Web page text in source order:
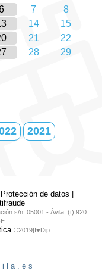
7
8
14
15
21
22
28
29
2021
Protección de datos
s/n. 05001 - Ávila. (t) 920
©2019|I♥Dip